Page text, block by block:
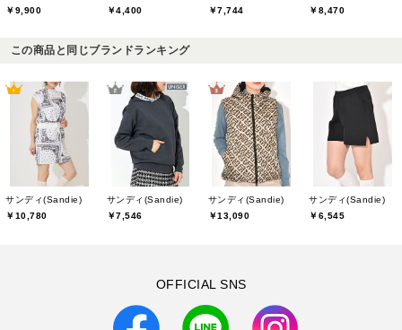
￥9,900
￥4,400
￥7,744
￥8,470
この商品と同じブランドランキング
サンディ(Sandie)
￥10,780
サンディ(Sandie)
￥7,546
サンディ(Sandie)
￥13,090
サンディ(Sandie)
￥6,545
OFFICIAL SNS